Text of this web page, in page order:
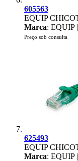
605563
EQUIP
Marca: EQUIP |
Preço sob consulta
625493
EQUIP
Marca: EQUIP |